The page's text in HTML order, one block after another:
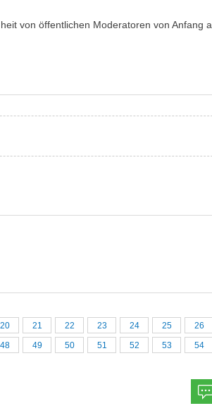
von öffentlichen Moderatoren von Anfang
20 21 22 23 24 25 26
48
49 50 51 52 53 54